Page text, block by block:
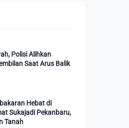
Polisi Alihkan
Saat Arus Balik
Hebat di
Sukajadi Pekanbaru,
Tanah